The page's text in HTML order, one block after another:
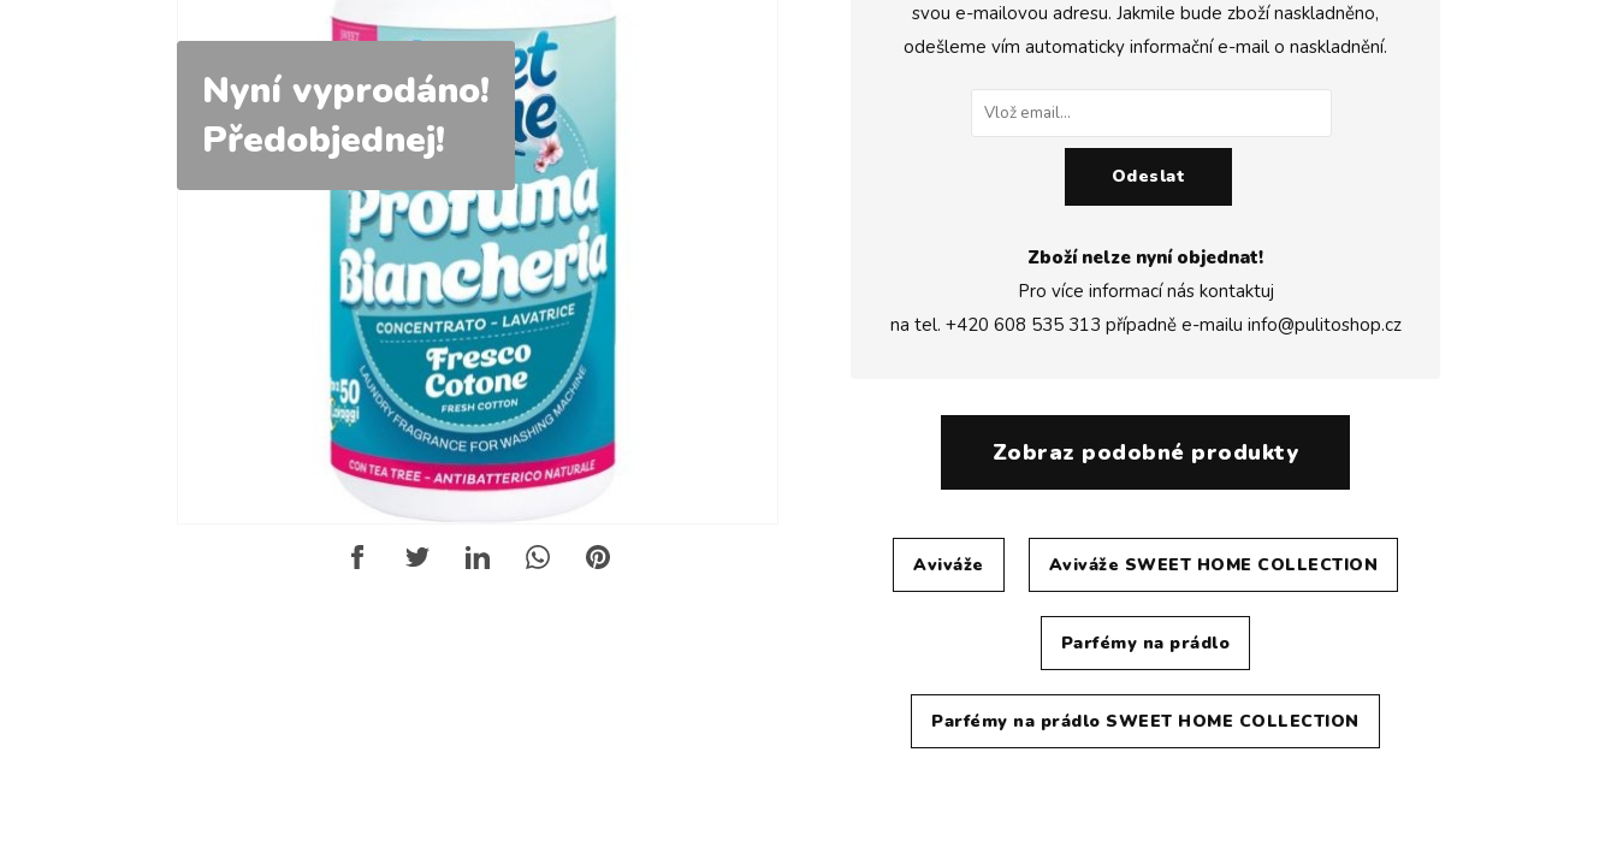
Nyní vyprodáno!
Předobjednej!
svou e-mailovou adresu. Jakmile bude zboží naskladněno,
odešleme vím automaticky informační e-mail o naskladnění.
Odeslat
Zboží nelze nyní objednat!
Pro více informací nás kontaktuj
na tel. +420 608 535 313 případně e-mailu info@pulitoshop.cz
Zobraz podobné produkty
Aviváže Aviváže SWEET HOME COLLECTION
Parfémy na prádlo
Parfémy na prádlo SWEET HOME COLLECTION